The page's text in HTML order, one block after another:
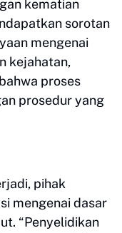
kematian
sorotan
mengenai
kejahatan,
proses
prosedur yang
pihak
mengenai dasar
“Penyelidikan